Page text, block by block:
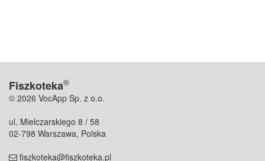
Fiszkoteka®
© 2026 VocApp Sp. z o.o.
ul. Mielczarskiego 8 / 58
02-798 Warszawa, Polska
fiszkoteka@fiszkoteka.pl